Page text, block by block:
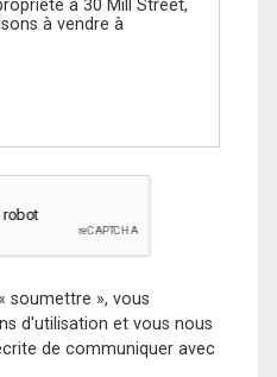
soumettre », vous
d'utilisation et vous nous
de communiquer avec